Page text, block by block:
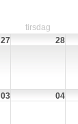
tirsdag
27 28
03 04